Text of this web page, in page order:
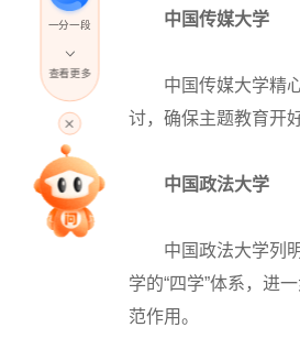
中国传媒大学
中国传媒大学精心
讨，确保主题教育开
中国政法大学
中国政法大学列明
学的“四学”体系，进
范作用。
一分一段
高考直播
专家指导课
查看更多